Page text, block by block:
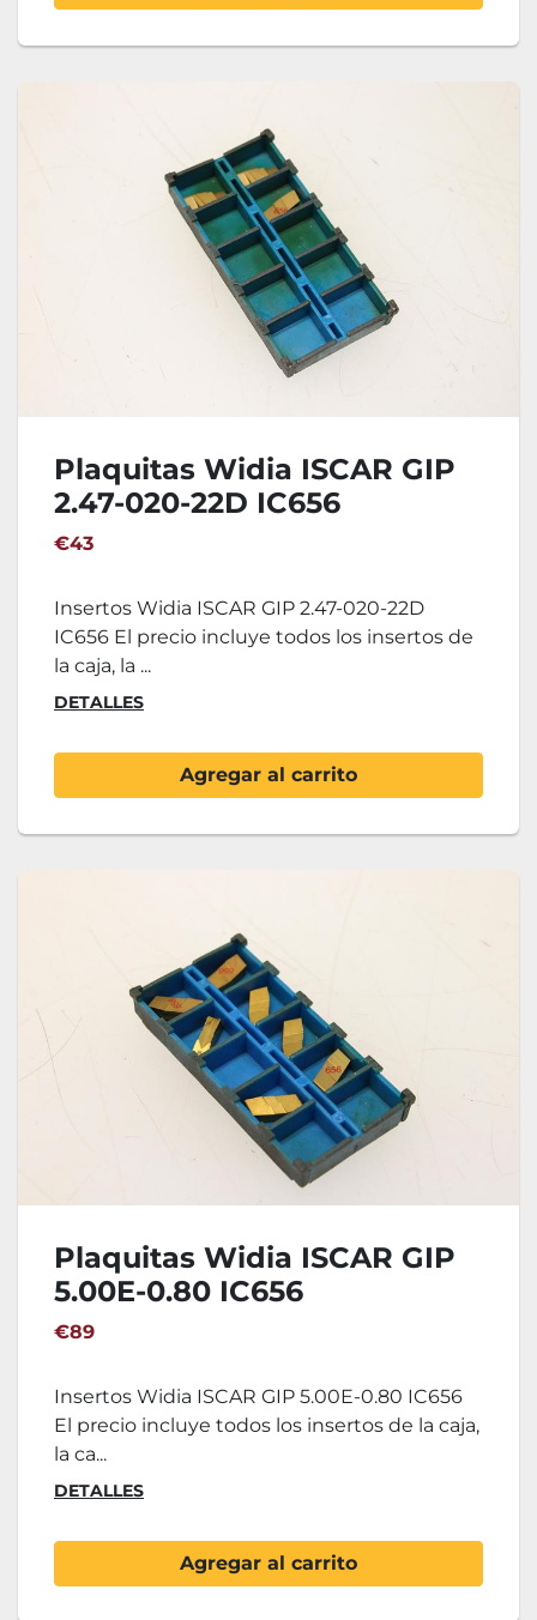
Plaquitas Widia ISCAR GIP
2.47-020-22D IC656
€43
Insertos Widia ISCAR GIP 2.47-020-22D
IC656 El precio incluye todos los insertos de
la caja, la ...
DETALLES
Agregar al carrito
Plaquitas Widia ISCAR GIP
5.00E-0.80 IC656
€89
Insertos Widia ISCAR GIP 5.00E-0.80 IC656
El precio incluye todos los insertos de la caja,
la ca...
DETALLES
Agregar al carrito